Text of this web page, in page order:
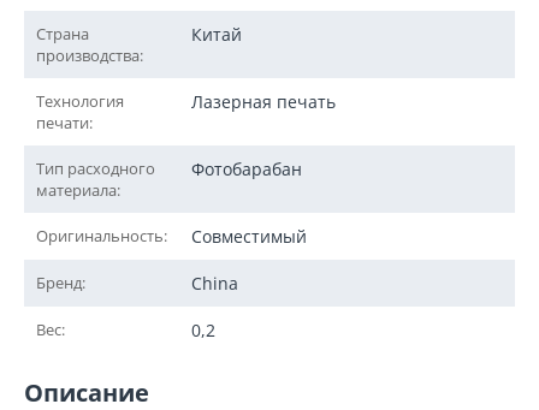
Страна
производства:
Китай
Технология
печати:
Лазерная печать
Тип расходного
материала:
Фотобарабан
Оригинальность: Совместимый
Бренд: China
Вес: 0,2
Описание